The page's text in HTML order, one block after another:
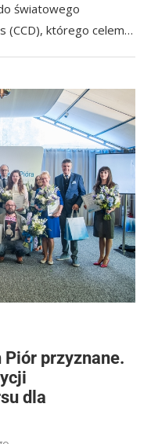
światowego
(CCD), którego celem…
przyznane.
dla